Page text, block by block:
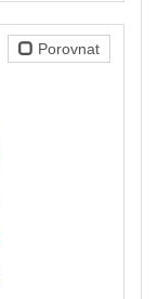
Porovnat